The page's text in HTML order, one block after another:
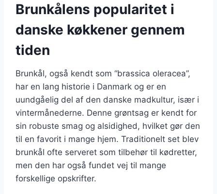
Brunkålens popularitet i
danske køkkener gennem
tiden
Brunkål, også kendt som “brassica oleracea”,
har en lang historie i Danmark og er en
uundgåelig del af den danske madkultur, især i
vintermånederne. Denne grøntsag er kendt for
sin robuste smag og alsidighed, hvilket gør den
til en favorit i mange hjem. Traditionelt set blev
brunkål ofte serveret som tilbehør til kødretter,
men den har også fundet vej til mange
forskellige opskrifter.